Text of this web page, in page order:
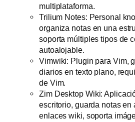
multiplataforma.
Trilium Notes: Personal
organiza notas en una
soporta múltiples tipos de
autoalojable.
Vimwiki: Plugin para Vim,
diarios en texto plano,
de Vim.
Zim Desktop Wiki:
escritorio, guarda notas en
enlaces wiki, soporta